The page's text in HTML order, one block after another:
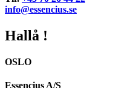
info@essencius.se
Hallå !
OSLO
Essencius A/S